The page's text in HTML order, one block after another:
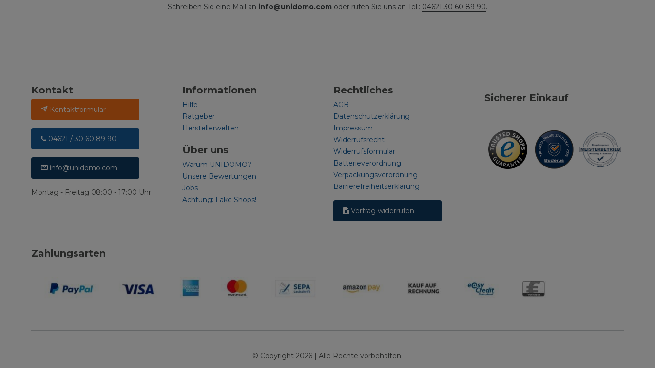
Schreiben Sie eine Mail an info@unidomo.com oder rufen Sie uns an Tel.: 04621 30 60 89 90.
Kontakt
Kontaktformular
04621 / 30 60 89 90
info@unidomo.com
Montag - Freitag 08:00 - 17:00 Uhr
Informationen
Hilfe
Ratgeber
Herstellerwelten
Über uns
Warum UNIDOMO?
Unsere Bewertungen
Jobs
Achtung: Fake Shops!
Rechtliches
AGB
Datenschutzerklärung
Impressum
Widerrufsrecht
Widerrufsformular
Batterieverordnung
Verpackungsverordnung
Barrierefreiheitserklärung
Vertrag widerrufen
Sicherer Einkauf
Zahlungsarten
© Copyright 2026 | Alle Rechte vorbehalten.